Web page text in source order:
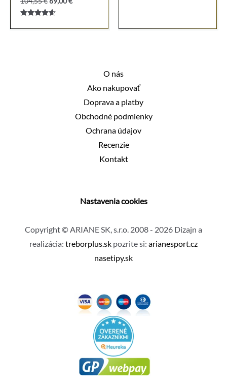
cena
bola:
104,55 €.69,00 €.
4.00
O nás
Ako nakupovať
Doprava a platby
Obchodné podmienky
Ochrana údajov
Recenzie
Kontakt
Nastavenia cookies
Copyright © ARIANE SK, s.r.o. 2008 - 2026 Dizajn a
realizácia: treborplus.sk pozrite si: arianesport.cz
nasetipy.sk